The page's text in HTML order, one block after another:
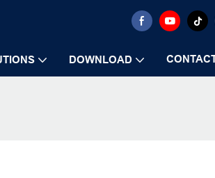
DOWNLOAD